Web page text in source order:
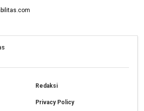
Redaksi
Privacy Policy